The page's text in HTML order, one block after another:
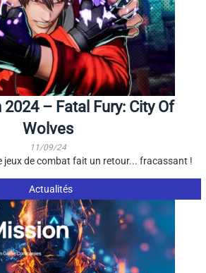
– Fatal Fury: City Of
Wolves
11/09/24
jeux de combat fait un retour... fracassant !
Actualités